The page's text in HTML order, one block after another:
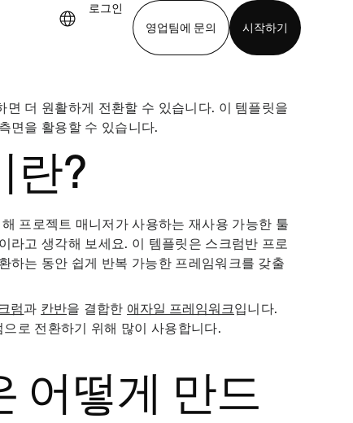
로그인
영업팀에 문의
시작하기
더 원활하게 전환할 수 있습니다. 이 템플릿을
면을 활용할 수 있습니다.
란?
프로젝트 매니저가 사용하는 재사용 가능한 툴
라고 생각해 보세요. 이 템플릿은 스크럼반 프로
하는 동안 쉽게 반복 가능한 프레임워크를 갖출
럼과 칸반을 결합한 애자일 프레임워크입니다.
로 전환하기 위해 많이 사용합니다.
어떻게 만드